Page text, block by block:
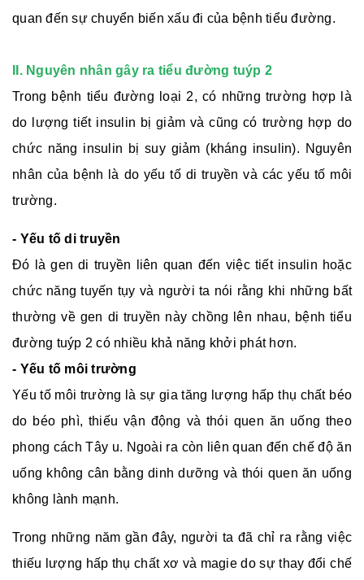
quan đến sự chuyển biến xấu đi của bệnh tiểu đường.
II. Nguyên nhân gây ra tiểu đường tuýp 2
Trong bệnh tiểu đường loại 2, có những trường hợp là
do lượng tiết insulin bị giảm và cũng có trường hợp do
chức năng insulin bị suy giảm (kháng insulin). Nguyên
nhân của bệnh là do yếu tố di truyền và các yếu tố môi
trường.
- Yếu tố di truyền
Đó là gen di truyền liên quan đến việc tiết insulin hoặc
chức năng tuyến tụy và người ta nói rằng khi những bất
thường về gen di truyền này chồng lên nhau, bệnh tiểu
đường tuýp 2 có nhiều khả năng khởi phát hơn.
- Yếu tố môi trường
Yếu tố môi trường là sự gia tăng lượng hấp thụ chất béo
do béo phì, thiếu vận động và thói quen ăn uống theo
phong cách Tây u. Ngoài ra còn liên quan đến chế độ ăn
uống không cân bằng dinh dưỡng và thói quen ăn uống
không lành mạnh.
Trong những năm gần đây, người ta đã chỉ ra rằng việc
thiếu lượng hấp thụ chất xơ và magie do sự thay đổi chế